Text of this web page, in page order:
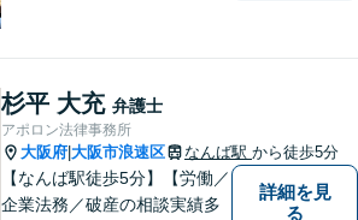
相続、インターネット上のト
ラブルに注力！！
杉平 大充 弁護士
アポロン法律事務所
大阪府 大阪市浪速区 なんば駅 から徒歩5分
【なんば駅徒歩5分】【労働／
企業法務／破産の相談実績多
詳細を見
る